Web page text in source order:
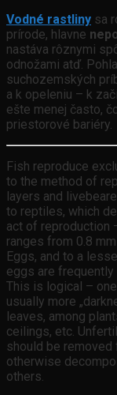
Vodné rastliny sa
prírode, hlavne
nastáva rôznymi
odnožami atď.
suchozemských
a k opeleniu – k
ešte menej často,
priestorové bariéry.
Fish reproduce
to the method of
layers and
to reptiles, which
act of reproduction
ranges from 0.8
Eggs, and to a
eggs are frequently
This is logical –
usually more
leaves, among
ceilings, etc.
should be removed
otherwise
others.